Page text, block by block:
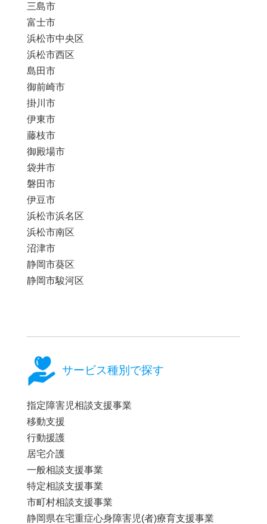
三島市
富士市
浜松市中央区
浜松市西区
島田市
御前崎市
掛川市
伊東市
藤枝市
御殿場市
袋井市
磐田市
伊豆市
浜松市浜名区
浜松市南区
沼津市
静岡市葵区
静岡市駿河区
サービス種別で探す
指定障害児相談支援事業
移動支援
行動援護
居宅介護
一般相談支援事業
特定相談支援事業
市町村相談支援事業
静岡県在宅重症心身障害児(者)療育支援事業